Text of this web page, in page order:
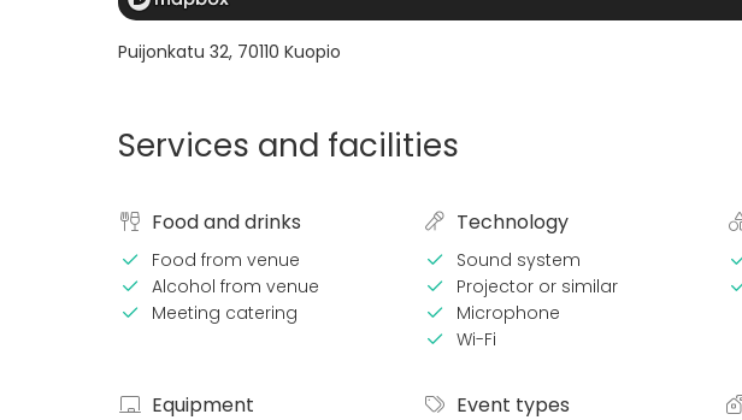
Puijonkatu 32, 70110 Kuopio
Services and facilities
Food and drinks
Food from venue
Alcohol from venue
Meeting catering
Technology
Sound system
Projector or similar
Microphone
Wi-Fi
Equipment Event types